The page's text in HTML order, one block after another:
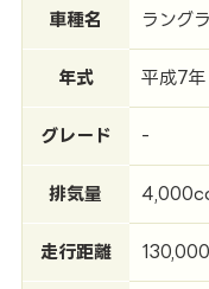
車種名 ラング
年式 平成7年
グレード -
排気量
走行距離